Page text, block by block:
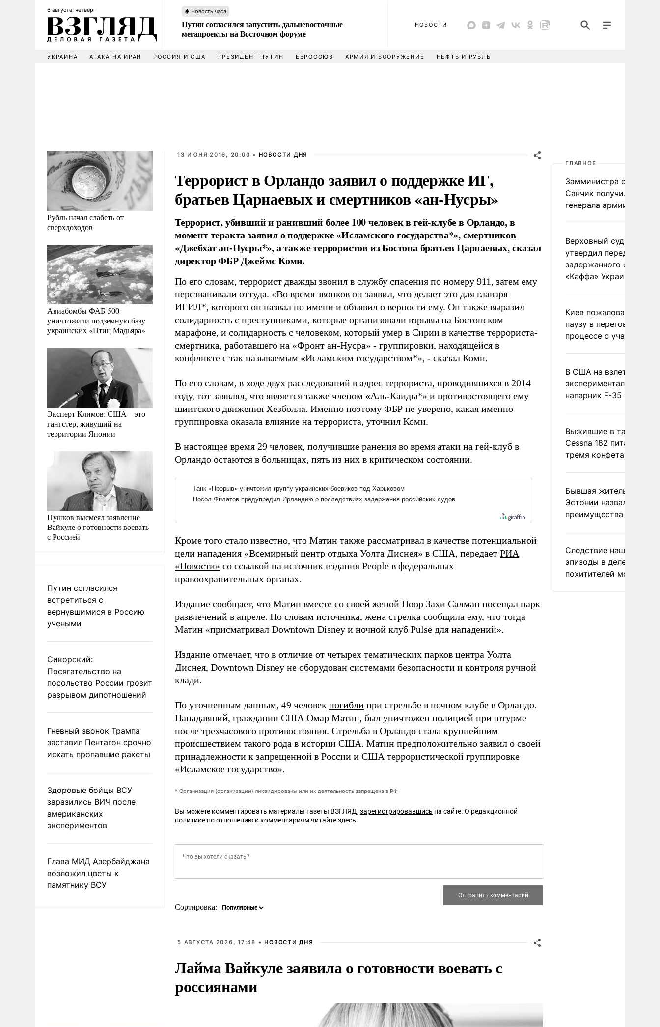
6 августа, четверг Новость часа
Путин согласился запустить дальневосточные
мегапроекты на Восточном форуме
НОВОСТИ
УКРАИНА АТАКА НА ИРАН РОССИЯ И США ПРЕЗИДЕНТ ПУТИН ЕВРОСОЮЗ АРМИЯ И ВООРУЖЕНИЕ НЕФТЬ И РУБЛЬ
Рубль начал слабеть от
сверхдоходов
Авиабомбы ФАБ-500
уничтожили подземную базу
украинских «Птиц Мадьяра»
Эксперт Климов: США – это
гангстер, живущий на
территории Японии
Пушков высмеял заявление
Вайкуле о готовности воевать
с Россией
Путин согласился
встретиться с
вернувшимися в Россию
учеными
Сикорский:
Посягательство на
посольство России грозит
разрывом дипотношений
Гневный звонок Трампа
заставил Пентагон срочно
искать пропавшие ракеты
Здоровые бойцы ВСУ
заразились ВИЧ после
американских
экспериментов
Глава МИД Азербайджана
возложил цветы к
памятнику ВСУ
13 ИЮНЯ 2016, 20:00 • НОВОСТИ ДНЯ
Террорист в Орландо заявил о поддержке ИГ,
братьев Царнаевых и смертников «ан-Нусры»
Террорист, убивший и ранивший более 100 человек в гей-клубе в Орландо, в
момент теракта заявил о поддержке «Исламского государства*», смертников
«Джебхат ан-Нусры*», а также террористов из Бостона братьев Царнаевых, сказал
директор ФБР Джеймс Коми.
По его словам, террорист дважды звонил в службу спасения по номеру 911, затем ему
перезванивали оттуда. «Во время звонков он заявил, что делает это для главаря
ИГИЛ*, которого он назвал по имени и объявил о верности ему. Он также выразил
солидарность с преступниками, которые организовали взрывы на Бостонском
марафоне, и солидарность с человеком, который умер в Сирии в качестве террориста-
смертника, работавшего на «Фронт ан-Нусра» - группировки, находящейся в
конфликте с так называемым «Исламским государством*», - сказал Коми.
По его словам, в ходе двух расследований в адрес террориста, проводившихся в 2014
году, тот заявлял, что является также членом «Аль-Каиды*» и противостоящего ему
шиитского движения Хезболла. Именно поэтому ФБР не уверено, какая именно
группировка оказала влияние на террориста, уточнил Коми.
В настоящее время 29 человек, получившие ранения во время атаки на гей-клуб в
Орландо остаются в больницах, пять из них в критическом состоянии.
Кроме того стало известно, что Матин также рассматривал в качестве потенциальной
цели нападения «Всемирный центр отдыха Уолта Диснея» в США, передает РИА
«Новости» со ссылкой на источник издания People в федеральных
правоохранительных органах.
Издание сообщает, что Матин вместе со своей женой Ноор Захи Салман посещал парк
развлечений в апреле. По словам источника, жена стрелка сообщила ему, что тогда
Матин «присматривал Downtown Disney и ночной клуб Pulse для нападений».
Издание отмечает, что в отличие от четырех тематических парков центра Уолта
Диснея, Downtown Disney не оборудован системами безопасности и контроля ручной
клади.
По уточненным данным, 49 человек погибли при стрельбе в ночном клубе в Орландо.
Нападавший, гражданин США Омар Матин, был уничтожен полицией при штурме
после трехчасового противостояния. Стрельба в Орландо стала крупнейшим
происшествием такого рода в истории США. Матин предположительно заявил о своей
принадлежности к запрещенной в России и США террористической группировке
«Исламское государство».
* Организация (организации) ликвидированы или их деятельность запрещена в РФ
Вы можете комментировать материалы газеты ВЗГЛЯД, зарегистрировавшись на сайте. О редакционной
политике по отношению к комментариям читайтездесь.
Сортировка:
5 АВГУСТА 2026, 17:48 • НОВОСТИ ДНЯ
Лайма Вайкуле заявила о готовности воевать с
россиянами
ГЛАВНОЕ
Замминистра обороны
Санчик получил звание
генерала армии
Верховный суд Швеции
утвердил передачу
задержанного
«Каффа» Украине
Киев пожаловался на
паузу в переговорном
процессе с участием
В США на взлете
экспериментальный
напарник F-35
Выжившие в тайге
Cessna 182 питались
тремя конфетами
Бывшая жительница
Эстонии назвала
преимущества России
Следствие нашло
эпизоды в деле
похитителей москвичек